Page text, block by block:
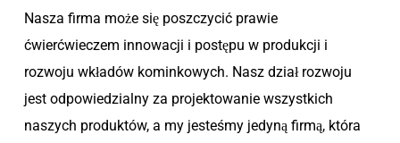
Nasza firma może się poszczycić prawie
ćwierćwieczem innowacji i postępu w produkcji i
rozwoju wkładów kominkowych. Nasz dział rozwoju
jest odpowiedzialny za projektowanie wszystkich
naszych produktów, a my jesteśmy jedyną firmą, która